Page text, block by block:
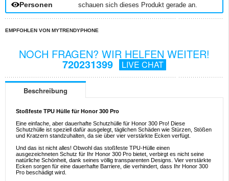
Personen schauen sich dieses Produkt gerade an.
EMPFOHLEN VON MYTRENDYPHONE
NOCH FRAGEN? WIR HELFEN WEITER!
720231399 LIVE CHAT
Beschreibung
Stoßfeste TPU Hülle für Honor 300 Pro
Eine einfache, aber dauerhafte Schutzhülle für Honor 300 Pro! Diese
Schutzhülle ist speziell dafür ausgelegt, täglichen Schäden wie Stürzen, Stößen
und Kratzern standzuhalten, da sie über vier verstärkte Ecken verfügt.
Und das ist nicht alles! Obwohl das stoßfeste TPU-Hülle einen
ausgezeichneten Schutz für Ihr Honor 300 Pro bietet, verbirgt es nicht seine
natürliche Schönheit, dank seines völlig transparenten Designs. Vier verstärkte
Ecken sorgen für eine dauerhafte Barriere, die verhindert, dass Ihr Honor 300
Pro beschädigt wird.